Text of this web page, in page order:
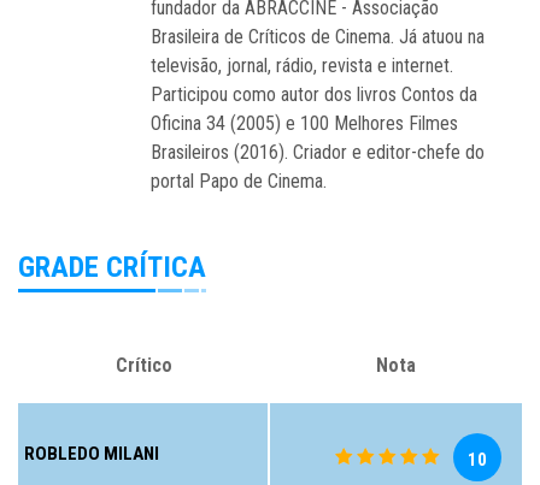
fundador da ABRACCINE - Associação
Brasileira de Críticos de Cinema. Já atuou na
televisão, jornal, rádio, revista e internet.
Participou como autor dos livros Contos da
Oficina 34 (2005) e 100 Melhores Filmes
Brasileiros (2016). Criador e editor-chefe do
portal Papo de Cinema.
GRADE CRÍTICA
Crítico Nota
ROBLEDO MILANI 10